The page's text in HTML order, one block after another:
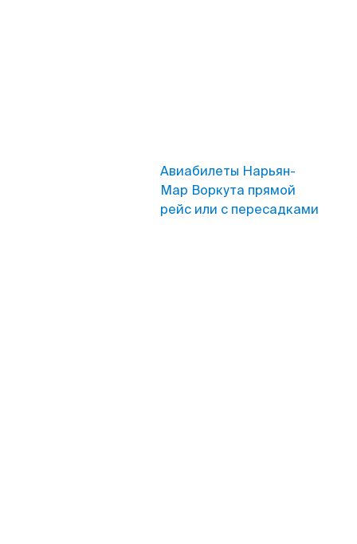
Авиабилеты Нарьян-
Мар Воркута прямой
рейс или с пересадками